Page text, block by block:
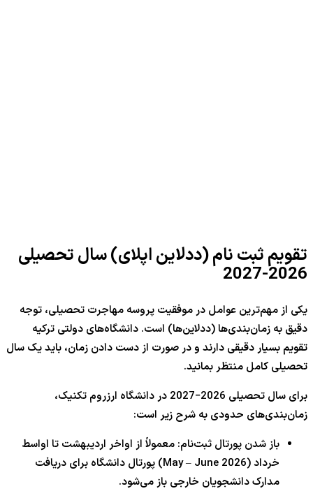
تقویم ثبت نام (ددلاین اپلای) سال تحصیلی
2026-2027
یکی از مهم‌ترین عوامل در موفقیت پروسه مهاجرت تحصیلی، توجه
دقیق به زمان‌بندی‌ها (ددلاین‌ها) است. دانشگاه‌های دولتی ترکیه
تقویم بسیار دقیقی دارند و در صورت از دست دادن زمان، باید یک سال
تحصیلی کامل منتظر بمانید.
برای سال تحصیلی 2026
−
2027 در دانشگاه ارزروم تکنیک،
زمان‌بندی‌های حدودی به شرح زیر است:
باز شدن پورتال ثبت‌نام: معمولاً از اواخر اردیبهشت تا اواسط
خرداد (May – June2026
) پورتال دانشگاه برای دریافت
مدارک دانشجویان خارجی باز می‌شود.